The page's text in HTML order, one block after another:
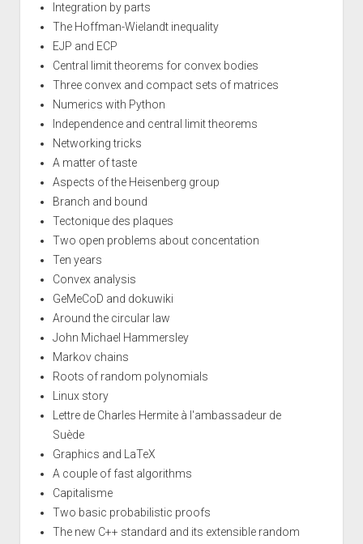
Integration by parts
The Hoffman-Wielandt inequality
EJP and ECP
Central limit theorems for convex bodies
Three convex and compact sets of matrices
Numerics with Python
Independence and central limit theorems
Networking tricks
A matter of taste
Aspects of the Heisenberg group
Branch and bound
Tectonique des plaques
Two open problems about concentation
Ten years
Convex analysis
GeMeCoD and dokuwiki
Around the circular law
John Michael Hammersley
Markov chains
Roots of random polynomials
Linux story
Lettre de Charles Hermite à l'ambassadeur de
Suède
Graphics and LaTeX
A couple of fast algorithms
Capitalisme
Two basic probabilistic proofs
The new C++ standard and its extensible random